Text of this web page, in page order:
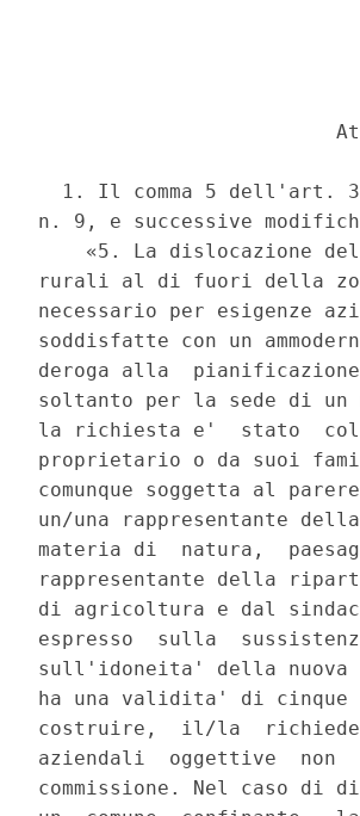
1. Il comma 5 dell'art.
n. 9, e successive
«5. La dislocazione
rurali al di fuori della
necessario per esigenze
soddisfatte con un
deroga alla
soltanto per la sede di un
la richiesta e'  stato
proprietario o da suoi
comunque soggetta al
un/una rappresentante
materia di  natura,
rappresentante della
di agricoltura e dal
espresso  sulla
sull'idoneita' della nuova
ha una validita' di cinque
costruire,  il/la
aziendali  oggettive  non
commissione. Nel caso di